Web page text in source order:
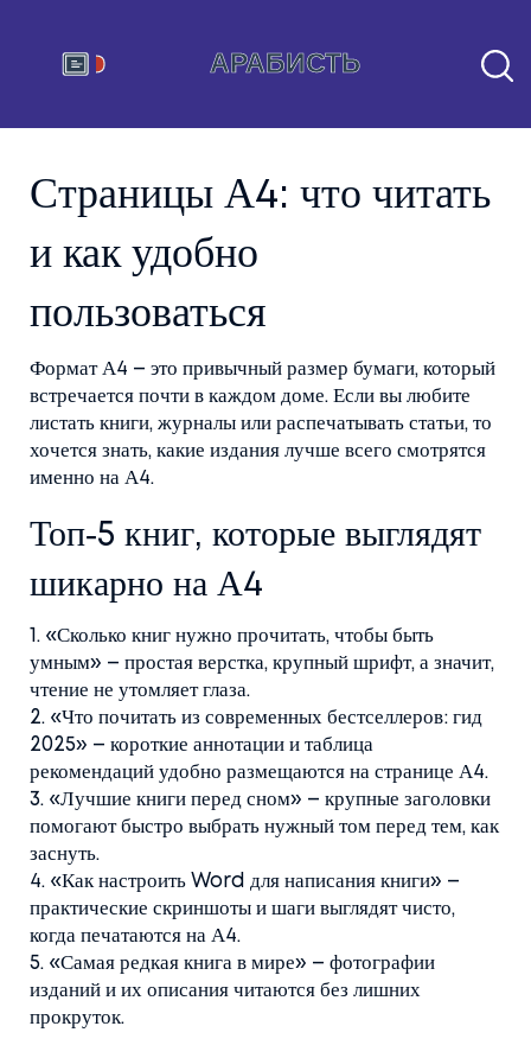
Страницы А4: что читать
и как удобно
пользоваться
Формат А4 – это привычный размер бумаги, который
встречается почти в каждом доме. Если вы любите
листать книги, журналы или распечатывать статьи, то
хочется знать, какие издания лучше всего смотрятся
именно на А4.
Топ‑5 книг, которые выглядят
шикарно на А4
1. «Сколько книг нужно прочитать, чтобы быть
умным» – простая верстка, крупный шрифт, а значит,
чтение не утомляет глаза.
2. «Что почитать из современных бестселлеров: гид
2025» – короткие аннотации и таблица
рекомендаций удобно размещаются на странице А4.
3. «Лучшие книги перед сном» – крупные заголовки
помогают быстро выбрать нужный том перед тем, как
заснуть.
4. «Как настроить Word для написания книги» –
практические скриншоты и шаги выглядят чисто,
когда печатаются на А4.
5. «Самая редкая книга в мире» – фотографии
изданий и их описания читаются без лишних
прокруток.